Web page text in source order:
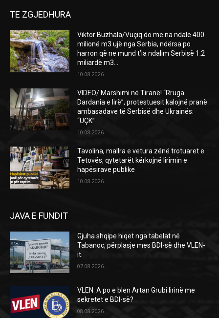
TE ZGJEDHURA
Viktor Buzhala/Vuçiq do me na ndalë 400
milionë m3 ujë nga Serbia, ndërsa po
harron që ne mund t’ia ndalim Serbisë 1.2
miliardë m3...
10.08.2026
VIDEO/ Marshimi në Tiranë! “Rruga
Dardania e lirë”, protestuesit kalojnë pranë
ambasadave të Serbisë dhe Ukrainës:
“UÇK”
10.08.2026
Tavolina, mallra e vetura zënë trotuaret e
Tetovës, qytetarët kërkojnë lirimin e
hapësirave publike
10.08.2026
JAVA E FUNDIT
Gjuha shqipe hiqet nga tabelat në
Tabanoc, përplasje mes BDI-së dhe VLEN-
it.
07.08.2026
VLEN: A po e blen Artan Grubi lirinë me
sekretet e BDI-së?
08.08.2026